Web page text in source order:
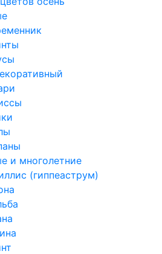
и многолетние
(гиппеаструм)